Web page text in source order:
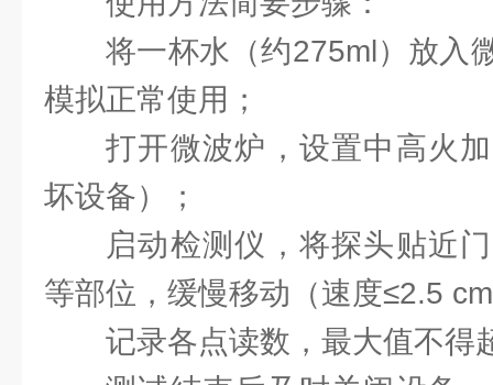
将一杯水（约275ml）放入
模拟正常使用；
打开微波炉，设置中高火
坏设备）；
启动检测仪，将探头贴近
等部位，缓慢移动（速度≤2.5
记录各点读数，最大值不得